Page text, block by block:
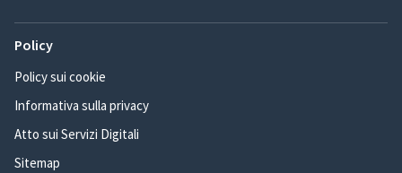
Policy
Policy sui cookie
Informativa sulla privacy
Atto sui Servizi Digitali
Sitemap